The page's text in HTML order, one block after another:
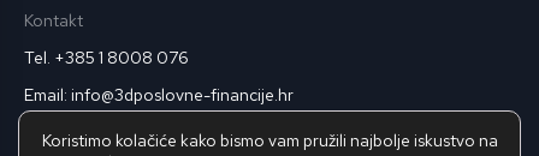
Kontakt
Tel. +385 1 8008 076
Email: info@3dposlovne-financije.hr
Pravila privatnosti
Koristimo kolačiće kako bismo vam pružili najbolje iskustvo na